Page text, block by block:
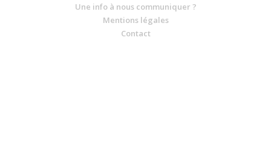
Une info à nous communiquer ?
Mentions légales
Contact